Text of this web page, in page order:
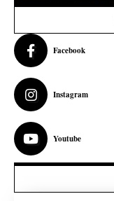
Facebook
Instagram
Youtube